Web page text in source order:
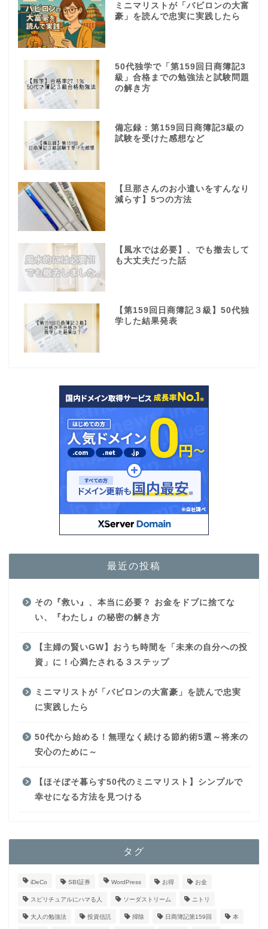
ミニマリストが「バビロンの大富
豪」を読んで忠実に実践したら
50代独学で「第159回日商簿記3
級」合格までの勉強法と試験問題
の解き方
備忘録：第159回日商簿記3級の
試験を受けた感想など
【旦那さんのお小遣いをすんなり
減らす】5つの方法
【風水では必要】、でも撤去して
も大丈夫だった話
【第159回日商簿記３級】50代独
学した結果発表
最近の投稿
その『救い』、本当に必要？ お金をドブに捨てな
い、『わたし』の秘密の解き方
【主婦の賢いGW】おうち時間を「未来の自分への投
資」に！心満たされる３ステップ
ミニマリストが「バビロンの大富豪」を読んで忠実
に実践したら
50代から始める！無理なく続ける節約術5選～将来の
安心のために～
【ほそぼそ暮らす50代のミニマリスト】シンプルで
幸せになる方法を見つける
タグ
iDeCo SBI証券 WordPress お得 お金
スピリチュアルにハマる人 ソーダストリーム ニトリ
大人の勉強法 投資信託 掃除 日商簿記第159回 本